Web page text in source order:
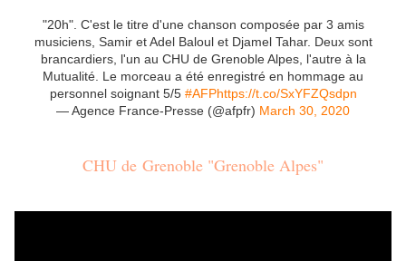
"20h". C'est le titre d'une chanson composée par 3 amis
musiciens, Samir et Adel Baloul et Djamel Tahar. Deux sont
brancardiers, l'un au CHU de Grenoble Alpes, l'autre à la
Mutualité. Le morceau a été enregistré en hommage au
personnel soignant 5/5 #AFPhttps://t.co/SxYFZQsdpn
— Agence France-Presse (@afpfr) March 30, 2020
CHU de Grenoble "Grenoble Alpes"